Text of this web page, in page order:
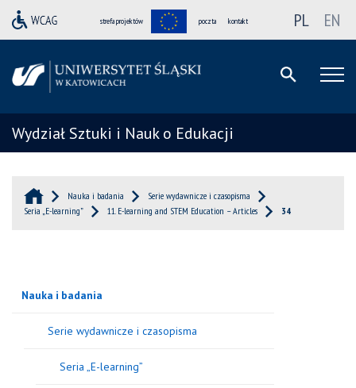
strefa projektów poczta kontakt PL EN
Wydział Sztuki i Nauk o Edukacji
Nauka i badania
Serie wydawnicze i czasopisma
Seria „E-learning”
11. E-learning and STEM Education – Articles 34
Nauka i badania
Serie wydawnicze i czasopisma
Seria „E-learning”